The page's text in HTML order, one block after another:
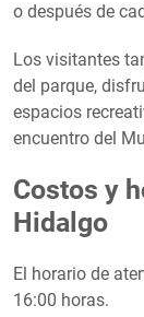
o después de
Los visitantes
del parque,
espacios
encuentro del
Costos y
Hidalgo
El horario de
16:00 horas.